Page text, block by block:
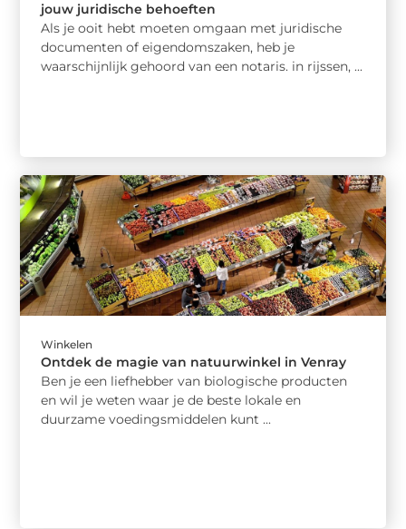
jouw juridische behoeften
Als je ooit hebt moeten omgaan met juridische
documenten of eigendomszaken, heb je
waarschijnlijk gehoord van een notaris. in rijssen, ...
Winkelen
Ontdek de magie van natuurwinkel in Venray
Ben je een liefhebber van biologische producten
en wil je weten waar je de beste lokale en
duurzame voedingsmiddelen kunt ...